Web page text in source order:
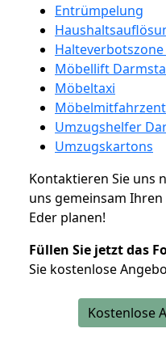
Entrümpelung
Möbellift
Möbeltaxi
Umzugshelfer
Umzugskartons
Kontaktieren Sie uns
uns gemeinsam
Eder planen!
Füllen Sie jetzt das
Sie kostenlose
Kostenlose